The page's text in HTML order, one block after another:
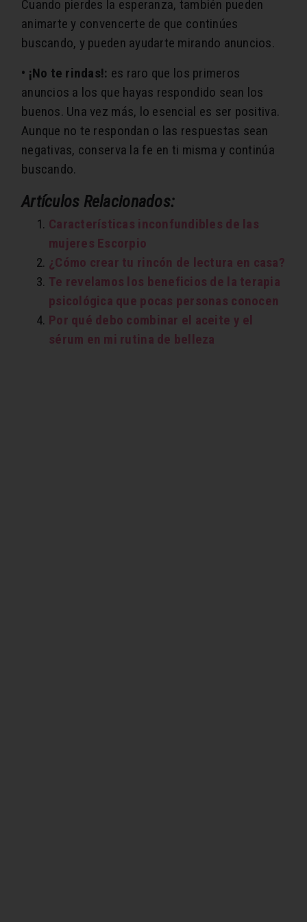
Cuando pierdes la esperanza, también pueden
animarte y convencerte de que continúes
buscando, y pueden ayudarte mirando anuncios.
• ¡No te rindas!: es raro que los primeros
anuncios a los que hayas respondido sean los
buenos. Una vez más, lo esencial es ser positiva.
Aunque no te respondan o las respuestas sean
negativas, conserva la fe en ti misma y continúa
buscando.
Artículos Relacionados:
Características inconfundibles de las
mujeres Escorpio
¿Cómo crear tu rincón de lectura en casa?
Te revelamos los beneficios de la terapia
psicológica que pocas personas conocen
Por qué debo combinar el aceite y el
sérum en mi rutina de belleza